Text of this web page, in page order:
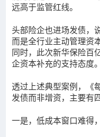
远高于监管红线。
头部险企也进场发债，
而是全行业主动管理资
同时，此次新华保险百
企资本补充的支持态度。
透过上述典型案例，《
发债而非增资，主要有
一是，低成本窗口难得